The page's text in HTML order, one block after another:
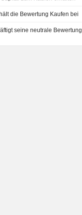
Chase behält die Bewertung Kaufen bei
Sachs bekräftigt seine neutrale Bewertung